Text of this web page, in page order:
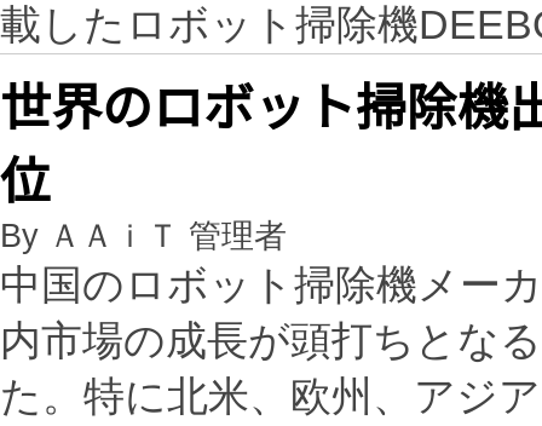
載したロボット掃除機
世界のロボット掃除機
位
By ＡＡｉＴ 管理者
中国のロボット掃除機メー
内市場の成長が頭打ちとな
た。特に北米、欧州、アジ